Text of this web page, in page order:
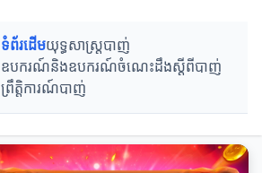
ទំព័រដើមយុទ្ធសាស្ត្របាញ់
ឧបករណ៍និងឧបករណ៍ចំណេះដឹងស្តីពីបាញ់
ព្រឹតិ្តការណ៍បាញ់